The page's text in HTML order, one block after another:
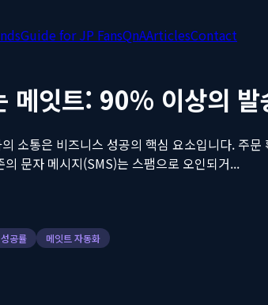
Guide for JP FansQnAArticlesContact
메잇트: 90% 이상의
소통은 비즈니스 성공의 핵심 요소입니다. 주
문자 메시지(SMS)는 스팸으로 오인되거...
공률 메잇트 자동화